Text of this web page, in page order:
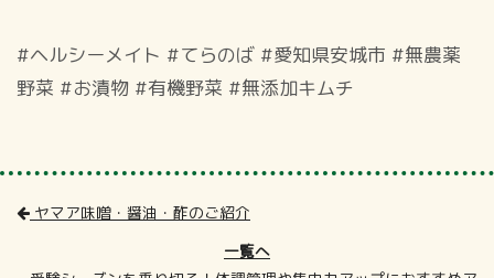
#ヘルシーメイト #てらのば #愛知県安城市 #無農薬
野菜 #お漬物 #有機野菜 #無添加キムチ
ヤマア味噌・醤油・酢のご紹介
一覧へ